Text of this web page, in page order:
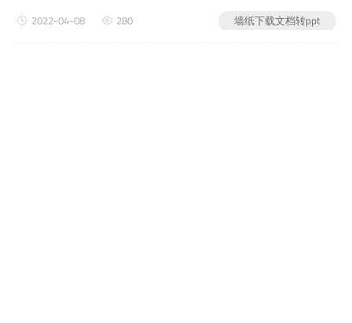
类的时候，会遇到墙纸下载文档转ppt的问题，没有关系，今天小
墙纸下载文档转ppt
2022-04-08 280